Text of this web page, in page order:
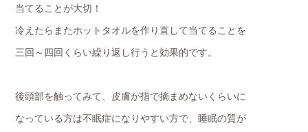
当てることが大切！
冷えたらまたホットタオルを作り直して当てることを
三回～四回くらい繰り返し行うと効果的です。
後頭部を触ってみて、皮膚が指で摘まめないくらいに
なっている方は不眠症になりやすい方で、睡眠の質が